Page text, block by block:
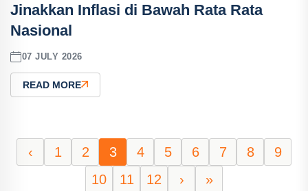
Jinakkan Inflasi di Bawah Rata Rata
Nasional
07 JULY 2026
READ MORE
‹ 1 2 3 4 5 6 7 8
9
10
11 12 › »